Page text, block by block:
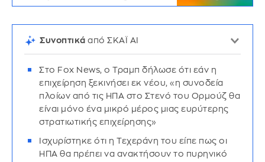
Συνοπτικά από ΣΚΑΪ AI
Στο Fox News, ο Τραμπ δήλωσε ότι εάν η
επιχείρηση ξεκινήσει εκ νέου, «η συνοδεία
πλοίων από τις ΗΠΑ στο Στενό του Ορμούζ θα
είναι μόνο ένα μικρό μέρος μιας ευρύτερης
στρατιωτικής επιχείρησης»
Ισχυρίστηκε ότι η Τεχεράνη του είπε πως οι
ΗΠΑ θα πρέπει να ανακτήσουν το πυρηνικό